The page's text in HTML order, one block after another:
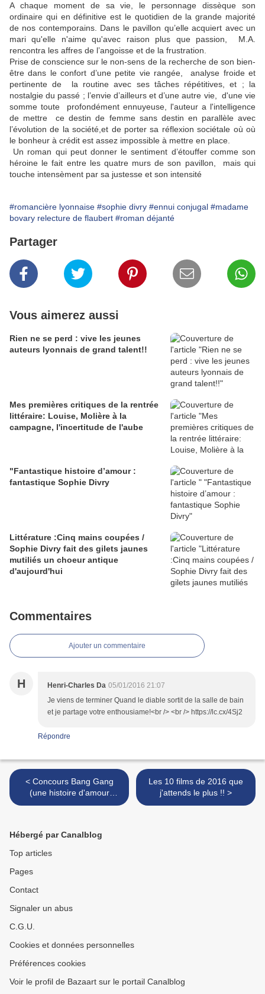
A chaque moment de sa vie, le personnage dissèque son
ordinaire qui en définitive est le quotidien de la grande majorité
de nos contemporains.
Dans le pavillon qu’elle acquiert avec un
mari qu'elle n'aime qu'avec raison plus que passion, M.A.
rencontra les affres de l’angoisse et de la frustration.
Prise de conscience sur le non-sens de la recherche de son bien-
être dans le confort d’une petite vie rangée, analyse froide et
pertinente de la routine avec ses tâches répétitives, et ; la
nostalgie du passé ; l’envie d’ailleurs et d’une autre vie, d'une vie
somme toute profondément ennuyeuse, l'auteur a l'intelligence
de mettre
ce destin de femme sans destin en parallèle avec
l’évolution de la société,et de porter sa réflexion sociétale où où
le bonheur à crédit est assez impossible à mettre en place.
Un roman qui peut donner le sentiment d’étouffer comme son
héroine le fait entre les quatre murs de son pavillon, mais qui
touche intensèment par sa justesse et son intensité
#romancière lyonnaise #sophie divry #ennui conjugal #madame
bovary relecture de flaubert #roman déjanté
Partager
Vous aimerez aussi
Rien ne se perd : vive les jeunes
auteurs lyonnais de grand talent!!
Mes premières critiques de la rentrée
littéraire: Louise, Molière à la
campagne, l'incertitude de l'aube
"Fantastique histoire d’amour :
fantastique Sophie Divry
Littérature :Cinq mains coupées /
Sophie Divry fait des gilets jaunes
mutiliés un choeur antique
d'aujourd'hui
Commentaires
Ajouter un commentaire
H Henri-Charles Da 05/01/2016 21:07
Je viens de terminer Quand le diable sortit de la salle de bain
et je partage votre enthousiame!<br /> <br /> https://lc.cx/4Sj2
Répondre
< Concours Bang Gang
(une histoire d'amour
moderne) : 5 places à
2016!!
Les 10 films de 2016 que
j'attends le plus !! >
Hébergé par Canalblog
Top articles
Pages
Contact
Signaler un abus
C.G.U.
Cookies et données personnelles
Préférences cookies
Voir le profil de Bazaart sur le portail Canalblog